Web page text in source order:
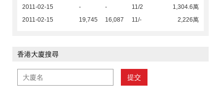
2011-02-15
- - 11/2
1,304.6萬
2011-02-15
19,745 16,087 11/- 2,226萬
香港大廈搜尋
提交